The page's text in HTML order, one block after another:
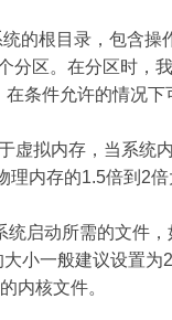
统的根目录，包含
分区。在分区时，
条件允许的情况下
虚拟内存，当系统
内存的1.5倍到2
统启动所需的文件
小一般建议设置
内核文件。